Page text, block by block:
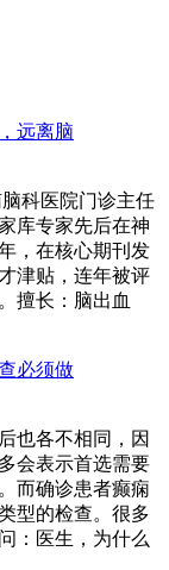
远离脑
科医院门诊主任
库专家先后在神
，在核心期刊发
津贴，连年被评
擅长：脑出血
必须做
也各不相同，因
会表示首选需要
而确诊患者癫痫
型的检查。很多
：医生，为什么